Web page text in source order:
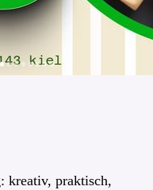
kreativ, praktisch,